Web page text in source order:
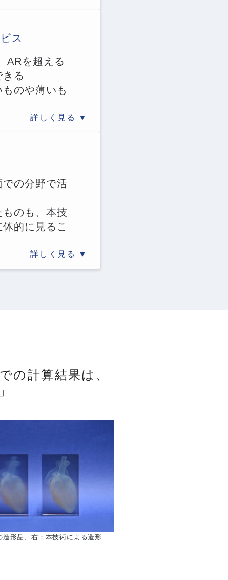
ス
ARを超える
る
のや薄いも
詳しく見る
の分野で活
のも、本技
的に見るこ
詳しく見る
の計算結果は、
造形品、右：本技術による造形